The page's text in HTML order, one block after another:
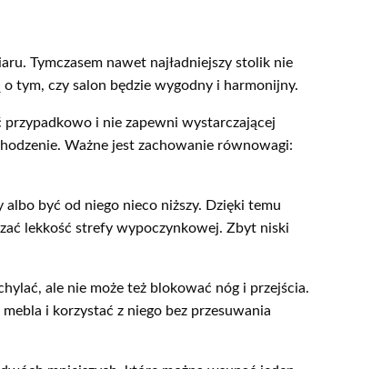
Tymczasem nawet najładniejszy stolik nie
tym, czy salon będzie wygodny i harmonijny.
i nie zapewni wystarczającej
Ważne jest zachowanie równowagi:
być od niego nieco niższy. Dzięki temu
lekkość strefy wypoczynkowej. Zbyt niski
ale nie może też blokować nóg i przejścia.
i korzystać z niego bez przesuwania